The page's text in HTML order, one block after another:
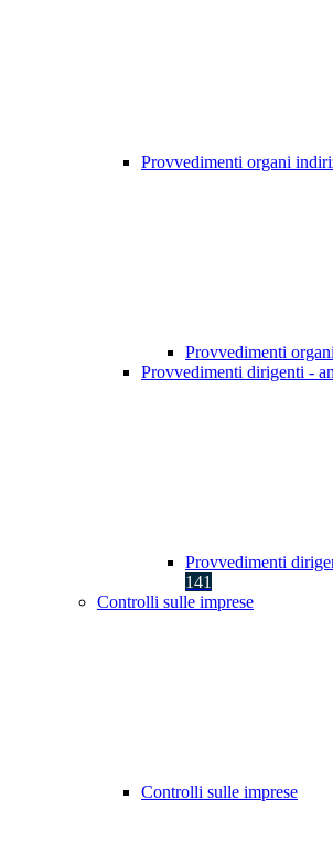
Provvedimenti organi
Provvedimenti
Provvedimenti dirigenti -
Provvedimenti
141
Controlli sulle imprese
Controlli sulle imprese